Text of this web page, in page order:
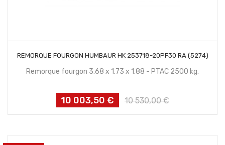
REMORQUE FOURGON HUMBAUR HK 253718-20PF30 RA (5274)
Remorque fourgon 3.68 x 1.73 x 1.88 - PTAC 2500 kg.
Prix
10 003,50 €
Prix
10 530,00 €